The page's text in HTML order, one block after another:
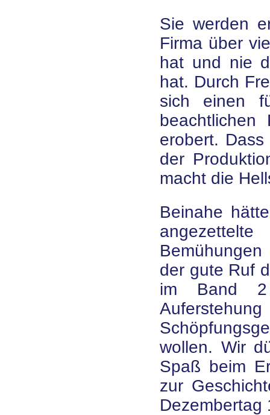
Sie werden
Firma über
hat und nie
hat. Durch
sich einen
beachtlichen
erobert.
der
macht die
Beinahe
der gute Ruf
im Band 2
wollen. Wir
Spaß beim
zur
Dezembertag